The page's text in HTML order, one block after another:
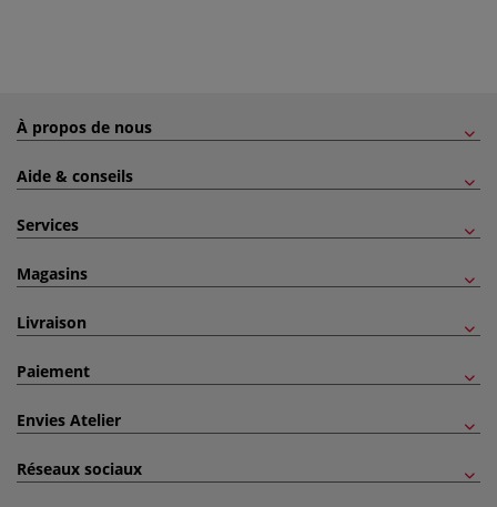
À propos de nous
Aide & conseils
Services
Magasins
Livraison
Paiement
Envies Atelier
Réseaux sociaux